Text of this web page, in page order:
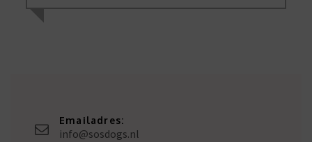
Emailadres:
info@sosdogs.nl